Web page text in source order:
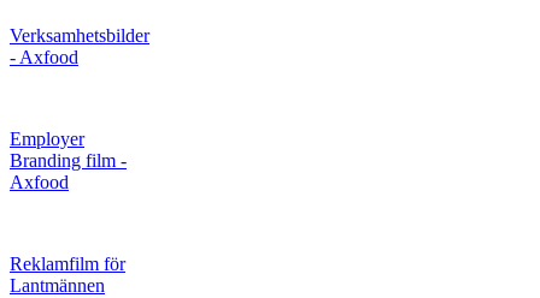
Verksamhetsbilder
- Axfood
Employer
Branding film -
Axfood
Reklamfilm för
Lantmännen